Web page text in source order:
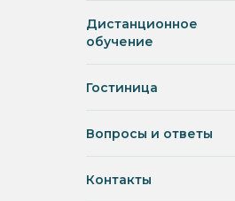
Дистанционное
обучение
Гостиница
Вопросы и ответы
Контакты